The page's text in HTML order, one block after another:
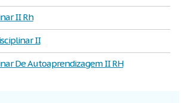
II Rh
II
De Autoaprendizagem II RH